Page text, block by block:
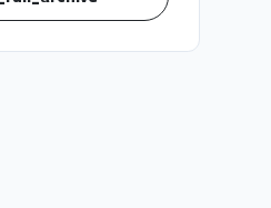
الطلاب على القاعات الامتحانية يوم